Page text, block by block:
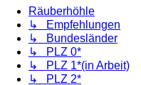
Räuberhöhle
↳ Empfehlungen
↳ Bundesländer
↳ PLZ 0*
↳ PLZ 1*(in Arbeit)
↳ PLZ 2*